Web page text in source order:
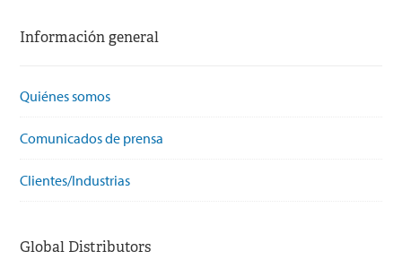
Información general
Quiénes somos
Comunicados de prensa
Clientes/Industrias
Global Distributors